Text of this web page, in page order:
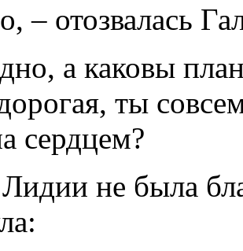
– отозвалась
а каковы
ты
сердцем?
не была